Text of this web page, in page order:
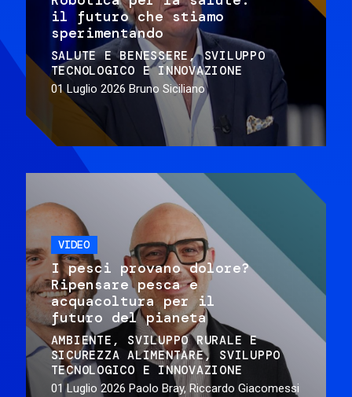
il futuro che stiamo
sperimentando
SALUTE E BENESSERE
SVILUPPO
TECNOLOGICO E INNOVAZIONE
01 Luglio 2026 Bruno Siciliano
VIDEO
I pesci provano dolore?
Ripensare pesca e
acquacoltura per il
futuro del pianeta
AMBIENTE
SVILUPPO RURALE E
SICUREZZA ALIMENTARE
SVILUPPO
TECNOLOGICO E INNOVAZIONE
01 Luglio 2026 Paolo Bray, Riccardo Giacomessi